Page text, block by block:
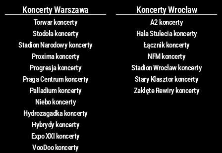
Koncerty Warszawa
Torwar koncerty
Stodoła koncerty
Stadion Narodowy koncerty
Proxima koncerty
Progresja koncerty
Praga Centrum koncerty
Palladium koncerty
Niebo koncerty
Hydrozagadka koncerty
Hybrydy koncerty
Expo XXI koncerty
VooDoo koncerty
Koncerty Wrocław
A2 koncerty
Hala Stulecia koncerty
Łącznik koncerty
NFM koncerty
Stadion Wrocław koncerty
Stary Klasztor koncerty
Zaklęte Rewiry koncerty